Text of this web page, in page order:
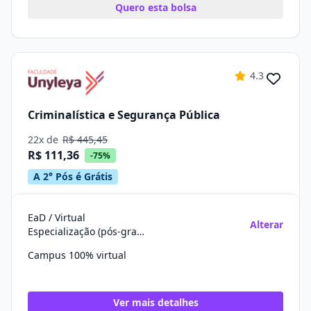
Quero esta bolsa
4.3
Criminalística e Segurança Pública
22x de R$ 445,45
R$ 111,36 -75%
A 2° Pós é Grátis
EaD / Virtual
Especialização (pós-graduação)
Alterar
Campus 100% virtual
Ver mais detalhes